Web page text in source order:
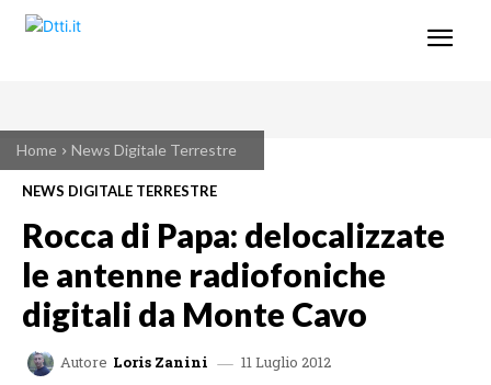
Home News Digitale Terrestre
NEWS DIGITALE TERRESTRE
Rocca di Papa: delocalizzate
le antenne radiofoniche
digitali da Monte Cavo
Autore Loris Zanini 11 Luglio 2012